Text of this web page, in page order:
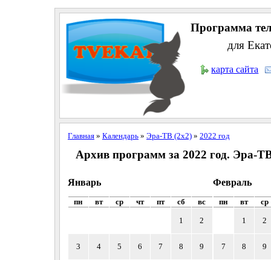
Программа
для
карта сайта
Главная» Календарь» Эра-ТВ (2x2)» 2022 год
Архив программ за 2022 год. Эра-
Январь
пн вт ср чт пт сб вс
1 2
3 4 5 6 7 8 9
Февраль
пн вт ср
1 2
7 8 9